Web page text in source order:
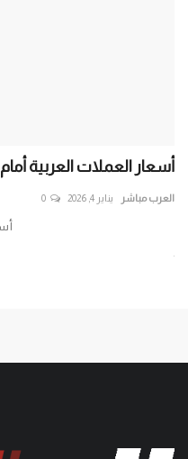
أسعار العملات العربية أمام
العرب مباشر يناير 4, 2026 0